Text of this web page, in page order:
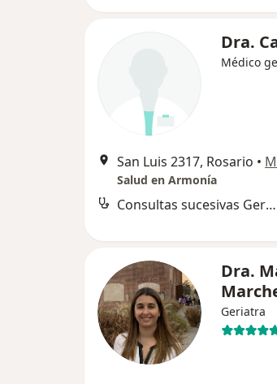
Dra.
Médico
San Luis 2317, Rosario •
Salud en Armonía
Consultas sucesivas Gerontología y Geriatría
Dra.
Geriatra